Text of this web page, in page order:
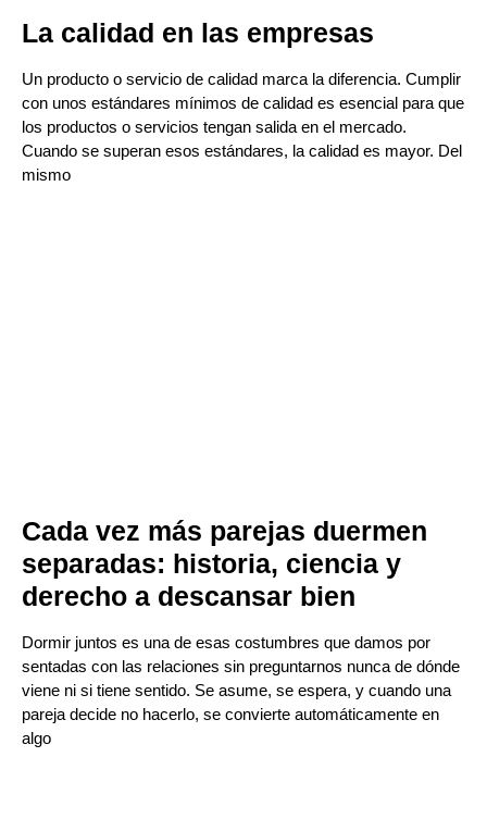
La calidad en las empresas
Un producto o servicio de calidad marca la diferencia. Cumplir
con unos estándares mínimos de calidad es esencial para que
los productos o servicios tengan salida en el mercado.
Cuando se superan esos estándares, la calidad es mayor. Del
mismo
Cada vez más parejas duermen
separadas: historia, ciencia y
derecho a descansar bien
Dormir juntos es una de esas costumbres que damos por
sentadas con las relaciones sin preguntarnos nunca de dónde
viene ni si tiene sentido. Se asume, se espera, y cuando una
pareja decide no hacerlo, se convierte automáticamente en
algo